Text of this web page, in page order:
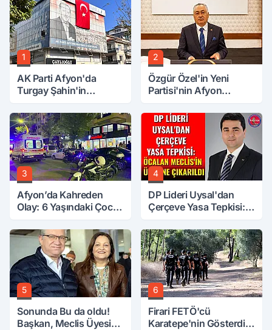
1
AK Parti Afyon'da
Turgay Şahin'in
2
Özgür Özel'in Yeni
Partisi'nin Afyon
3
Afyon’da Kahreden
Olay: 6 Yaşındaki Çocuk
4
DP Lideri Uysal'dan
Çerçeve Yasa Tepkisi:
Üzerine Çıkarıldı
5
Sonunda Bu da oldu!
Başkan, Meclis Üyesini
6
Firari FETÖ'cü
Karatepe'nin Gösterdiği